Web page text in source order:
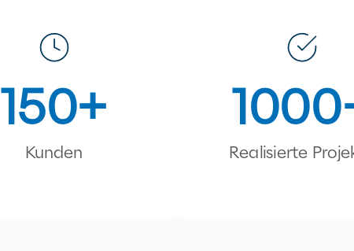
150
Kunden
1000
Realisierte